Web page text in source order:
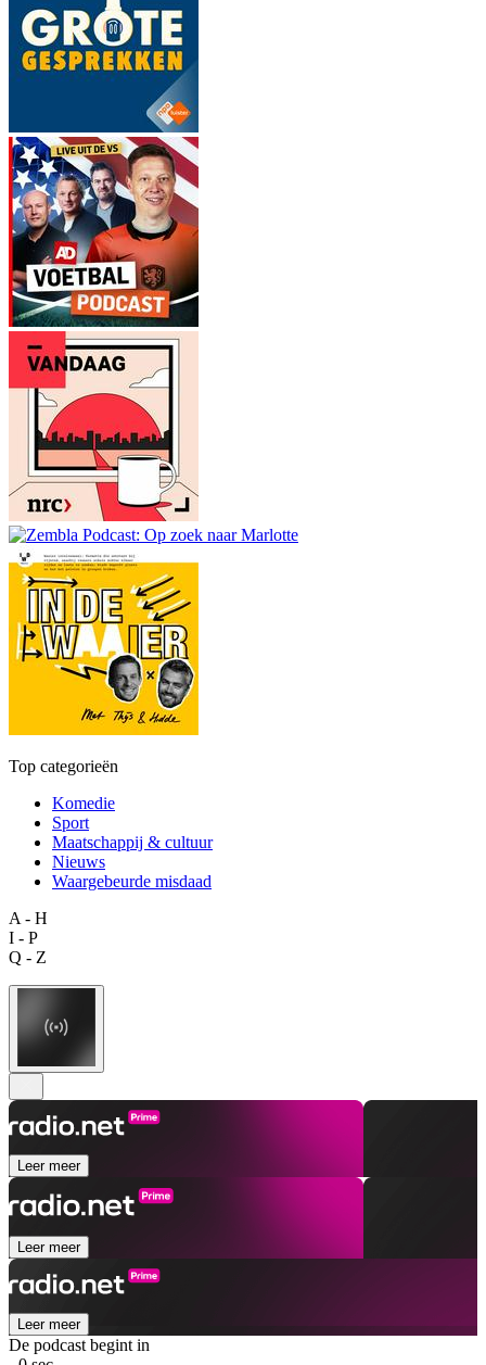
Top categorieën
Komedie
Sport
Maatschappij & cultuur
Nieuws
Waargebeurde misdaad
A - H
I - P
Q - Z
Leer meer
Leer meer
Leer meer
De podcast begint in